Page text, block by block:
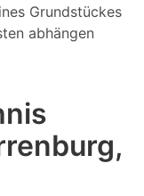
Grundstückes
abhängen